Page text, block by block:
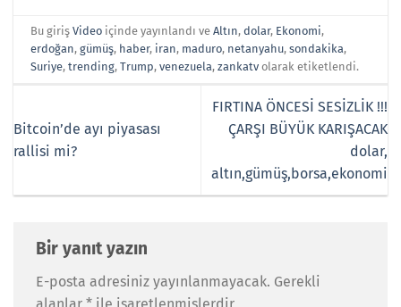
Bu girişVideo içinde yayınlandı veAltın,dolar, Ekonomi,
erdoğan,gümüş, haber, iran, maduro, netanyahu,sondakika,
Suriye,trending,Trump,venezuela,zankatv olarak etiketlendi.
Bitcoin’de ayı piyasası
rallisi mi?
FIRTINA ÖNCESİ SESİZLİK !!!
ÇARŞI BÜYÜK KARIŞACAK
dolar,
altın,gümüş,borsa,ekonomi
Bir yanıt yazın
E-posta adresiniz yayınlanmayacak. Gerekli